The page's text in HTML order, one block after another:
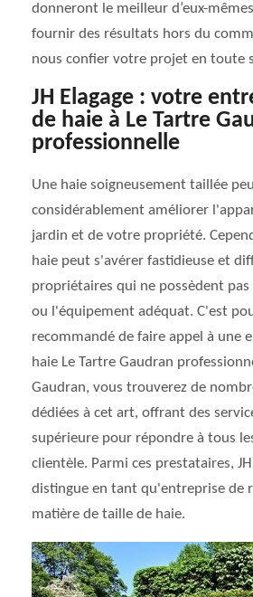
donneront le meilleur d’eux-
fournir des résultats hors du
nous confier votre projet en toute
JH Elagage : votre
de haie à Le Tartre
professionnelle
Une haie soigneusement taillée
considérablement améliorer
jardin et de votre propriété.
haie peut s'avérer fastidieuse et
propriétaires qui ne possèdent pas
ou l'équipement adéquat. C'est
recommandé de faire appel à une
haie Le Tartre Gaudran
Gaudran, vous trouverez de
dédiées à cet art, offrant des
supérieure pour répondre à tous
clientèle. Parmi ces prestataires, JH
distingue en tant qu'entreprise de
matière de taille de haie.